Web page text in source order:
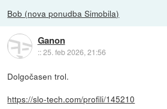
Bob (nova ponudba Simobila)
Ganon
::25. feb 2026, 21:56
Dolgočasen trol.
https://slo-tech.com/profili/145210